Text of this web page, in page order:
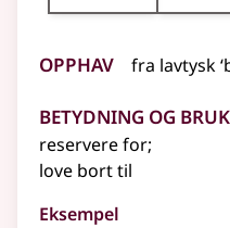
Opphav fra lavtysk
Betydning og bruk
reservere for;
love bort til
Eksempel